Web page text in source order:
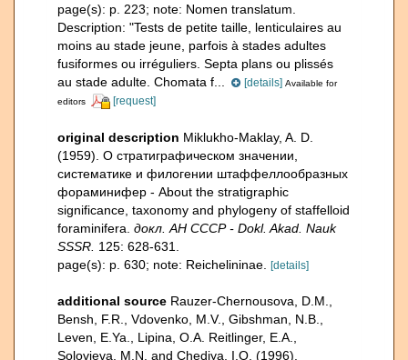
page(s): p. 223; note: Nomen translatum.
Description: "Tests de petite taille, lenticulaires au
moins au stade jeune, parfois à stades adultes
fusiformes ou irréguliers. Septa plans ou plissés
au stade adulte. Chomata f...
[details] Available for
editors
[request]
original description Miklukho-Maklay, A. D.
(1959). О стратиграфическом значении,
систематике и филогении штаффеллообразных
фораминифер - About the stratigraphic
significance, taxonomy and phylogeny of staffelloid
foraminifera. докл. АН СССР - Dokl. Akad. Nauk
SSSR. 125: 628-631.
page(s): p. 630; note: Reichelininae. [details]
additional source Rauzer-Chernousova, D.M.,
Bensh, F.R., Vdovenko, M.V., Gibshman, N.B.,
Leven, E.Ya., Lipina, O.A. Reitlinger, E.A.,
Solovieva, M.N. and Chediya, I.O. (1996).